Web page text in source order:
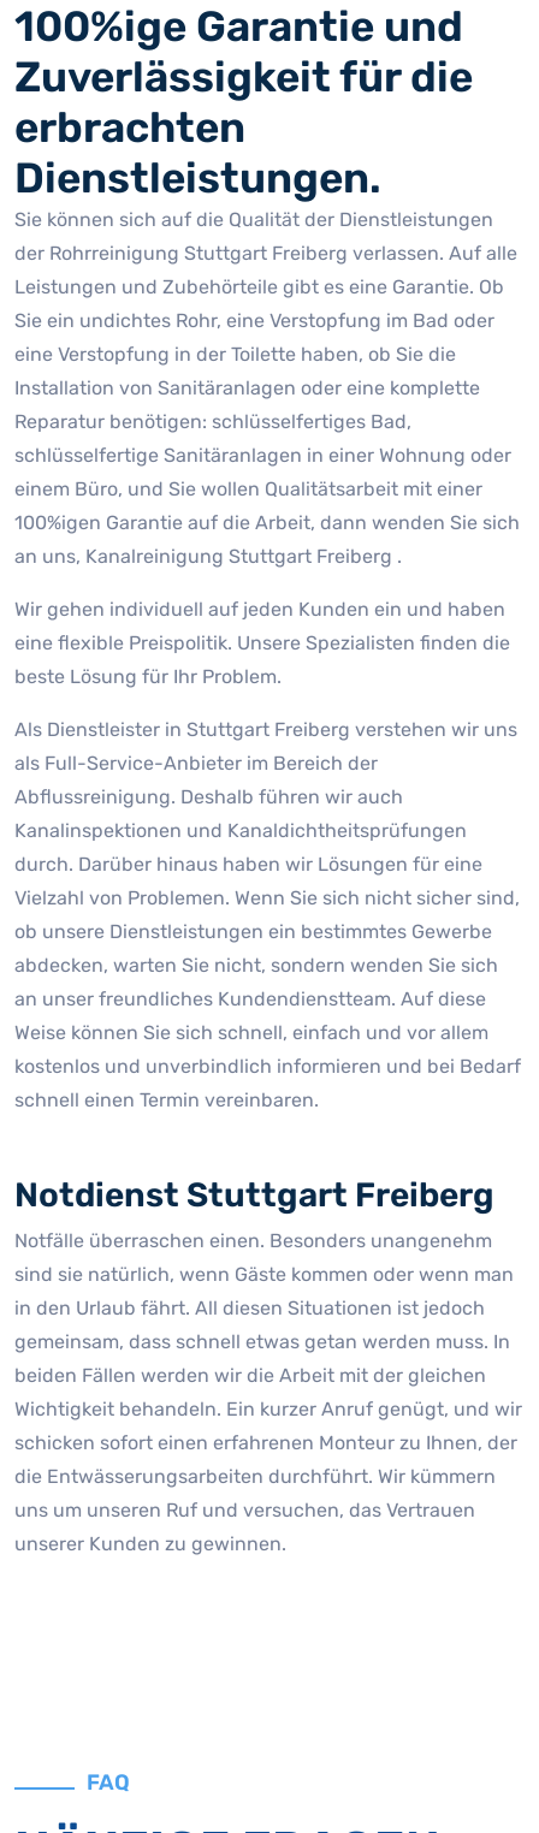
100%ige Garantie und
Zuverlässigkeit für die
erbrachten
Dienstleistungen.
Sie können sich auf die Qualität der Dienstleistungen
der Rohrreinigung Stuttgart Freiberg verlassen. Auf alle
Leistungen und Zubehörteile gibt es eine Garantie. Ob
Sie ein undichtes Rohr, eine Verstopfung im Bad oder
eine Verstopfung in der Toilette haben, ob Sie die
Installation von Sanitäranlagen oder eine komplette
Reparatur benötigen: schlüsselfertiges Bad,
schlüsselfertige Sanitäranlagen in einer Wohnung oder
einem Büro, und Sie wollen Qualitätsarbeit mit einer
100%igen Garantie auf die Arbeit, dann wenden Sie sich
an uns, Kanalreinigung Stuttgart Freiberg .
Wir gehen individuell auf jeden Kunden ein und haben
eine flexible Preispolitik. Unsere Spezialisten finden die
beste Lösung für Ihr Problem.
Als Dienstleister in Stuttgart Freiberg verstehen wir uns
als Full-Service-Anbieter im Bereich der
Abflussreinigung. Deshalb führen wir auch
Kanalinspektionen und Kanaldichtheitsprüfungen
durch. Darüber hinaus haben wir Lösungen für eine
Vielzahl von Problemen. Wenn Sie sich nicht sicher sind,
ob unsere Dienstleistungen ein bestimmtes Gewerbe
abdecken, warten Sie nicht, sondern wenden Sie sich
an unser freundliches Kundendienstteam. Auf diese
Weise können Sie sich schnell, einfach und vor allem
kostenlos und unverbindlich informieren und bei Bedarf
schnell einen Termin vereinbaren.
Notdienst Stuttgart Freiberg
Notfälle überraschen einen. Besonders unangenehm
sind sie natürlich, wenn Gäste kommen oder wenn man
in den Urlaub fährt. All diesen Situationen ist jedoch
gemeinsam, dass schnell etwas getan werden muss. In
beiden Fällen werden wir die Arbeit mit der gleichen
Wichtigkeit behandeln. Ein kurzer Anruf genügt, und wir
schicken sofort einen erfahrenen Monteur zu Ihnen, der
die Entwässerungsarbeiten durchführt. Wir kümmern
uns um unseren Ruf und versuchen, das Vertrauen
unserer Kunden zu gewinnen.
FAQ